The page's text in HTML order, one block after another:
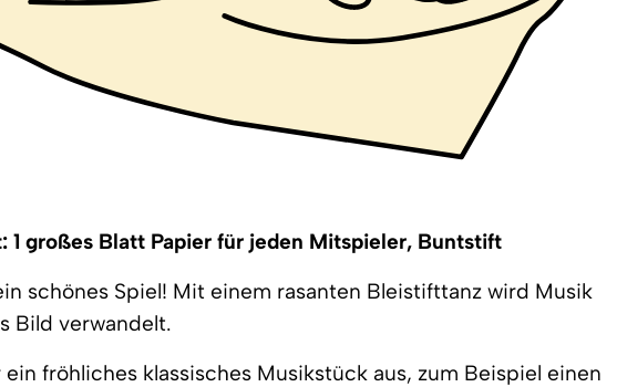
1 großes Blatt Papier für jeden Mitspieler, Buntstift
schönes Spiel! Mit einem rasanten Bleistifttanz wird Musik
Bild verwandelt.
ein fröhliches klassisches Musikstück aus, zum Beispiel einen